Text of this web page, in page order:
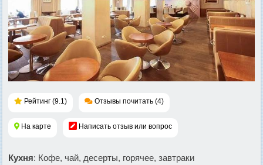
Рейтинг (9.1) Отзывы почитать (4)
На карте Написать отзыв или вопрос
Кухня: Кофе, чай, десерты, горячее, завтраки